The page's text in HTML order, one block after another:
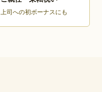
上司への初ボーナスにも